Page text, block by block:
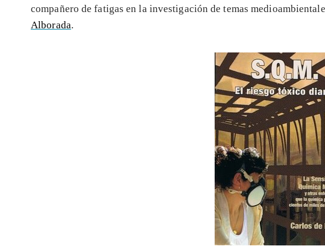
compañero de fatigas en la investigación de temas
Alborada.